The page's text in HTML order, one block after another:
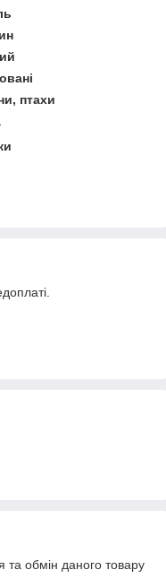
птахи
обмін даного товару